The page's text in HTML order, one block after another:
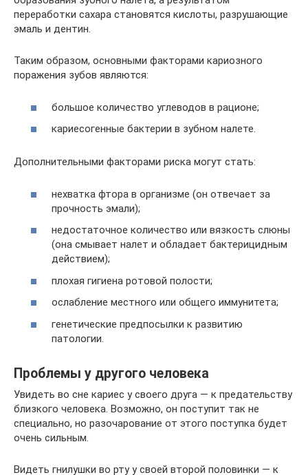
переработки сахара становятся кислоты, разрушающие
эмаль и дентин.
Таким образом, основными факторами кариозного
поражения зубов являются:
большое количество углеводов в рационе;
кариесогенные бактерии в зубном налете.
Дополнительными факторами риска могут стать:
нехватка фтора в организме (он отвечает за
прочность эмали);
недостаточное количество или вязкость слюны
(она смывает налет и обладает бактерицидным
действием);
плохая гигиена ротовой полости;
ослабление местного или общего иммунитета;
генетические предпосылки к развитию
патологии.
Проблемы у другого человека
Увидеть во сне кариес у своего друга — к предательству
близкого человека. Возможно, он поступит так не
специально, но разочарование от этого поступка будет
очень сильным.
Видеть гнилушки во рту у своей второй половинки — к